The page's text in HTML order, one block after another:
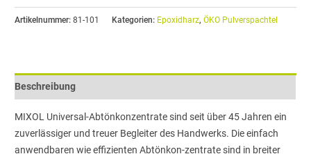
Artikelnummer:81-101 Kategorien: Epoxidharz,ÖKO Pulverspachtel
Beschreibung
MIXOL Universal-Abtönkonzentrate sind seit über 45 Jahren ein
zuverlässiger und treuer Begleiter des Handwerks. Die einfach
anwendbaren wie effizienten Abtönkon-zentrate sind in breiter